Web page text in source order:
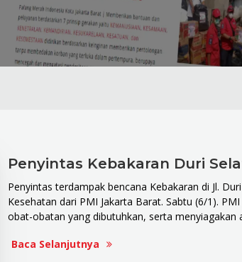
Penyintas Kebakaran Duri
Penyintas terdampak bencana Kebakaran di Jl.
Kesehatan dari PMI Jakarta Barat. Sabtu (6/1).
obat-obatan yang dibutuhkan, serta menyiagakan
Baca Selanjutnya